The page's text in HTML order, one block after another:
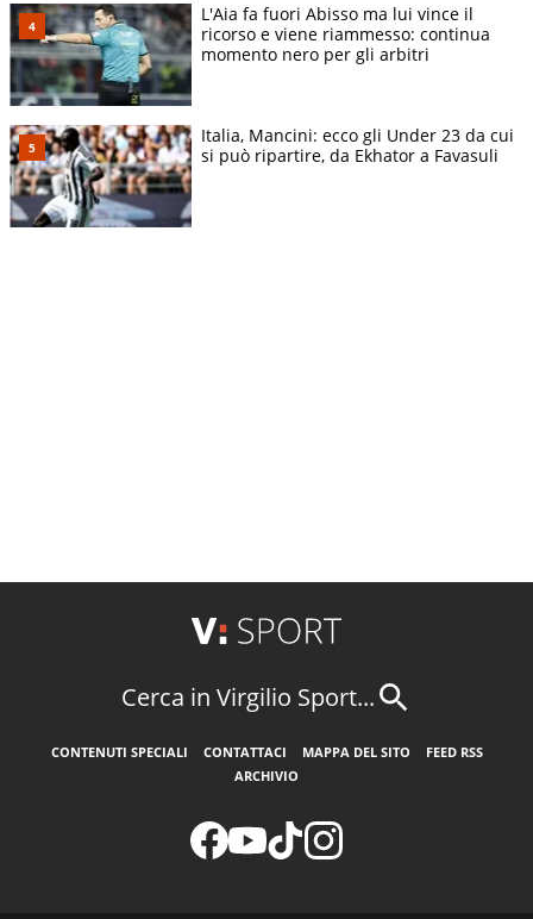
L'Aia fa fuori Abisso ma lui vince il
ricorso e viene riammesso: continua
momento nero per gli arbitri
Italia, Mancini: ecco gli Under 23 da cui
si può ripartire, da Ekhator a Favasuli
Cerca in Virgilio Sport...
CONTENUTI SPECIALI CONTATTACI MAPPA DEL SITO
FEED RSS
ARCHIVIO